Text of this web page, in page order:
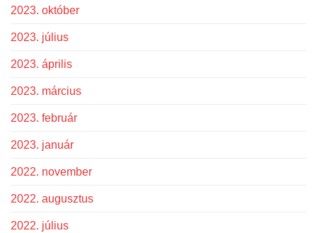
2023. október
2023. július
2023. április
2023. március
2023. február
2023. január
2022. november
2022. augusztus
2022. július